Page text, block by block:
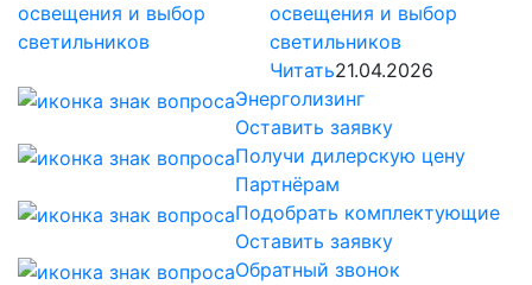
освещения и выбор
светильников
Читать21.04.2026
Энерголизинг
Оставить заявку
Получи дилерскую цену
Партнёрам
Подобрать комплектующие
Оставить заявку
Обратный звонок